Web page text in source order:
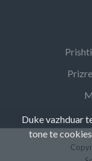
Duke vazhduar
tone te